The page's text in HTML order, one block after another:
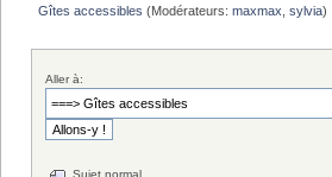
Gîtes accessibles (Modérateurs:maxmax ,sylvia)
Aller à:
Sujet normal